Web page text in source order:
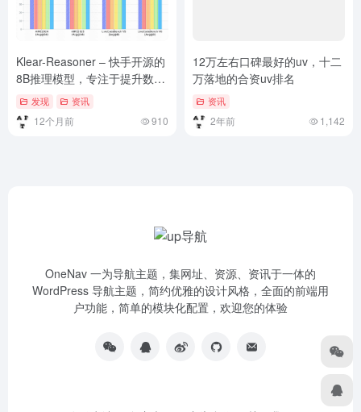
Klear-Reasoner – 快手开源的
8B推理模型，专注于提升数学
和代码推理能力
发现 资讯
12个月前 910
12万左右口碑最好的uv，十二
万落地的合资uv排名
资讯
2年前 1,142
OneNav 一为导航主题，集网址、资源、资讯于一体的
WordPress 导航主题，简约优雅的设计风格，全面的前端用
户功能，简单的模块化配置，欢迎您的体验